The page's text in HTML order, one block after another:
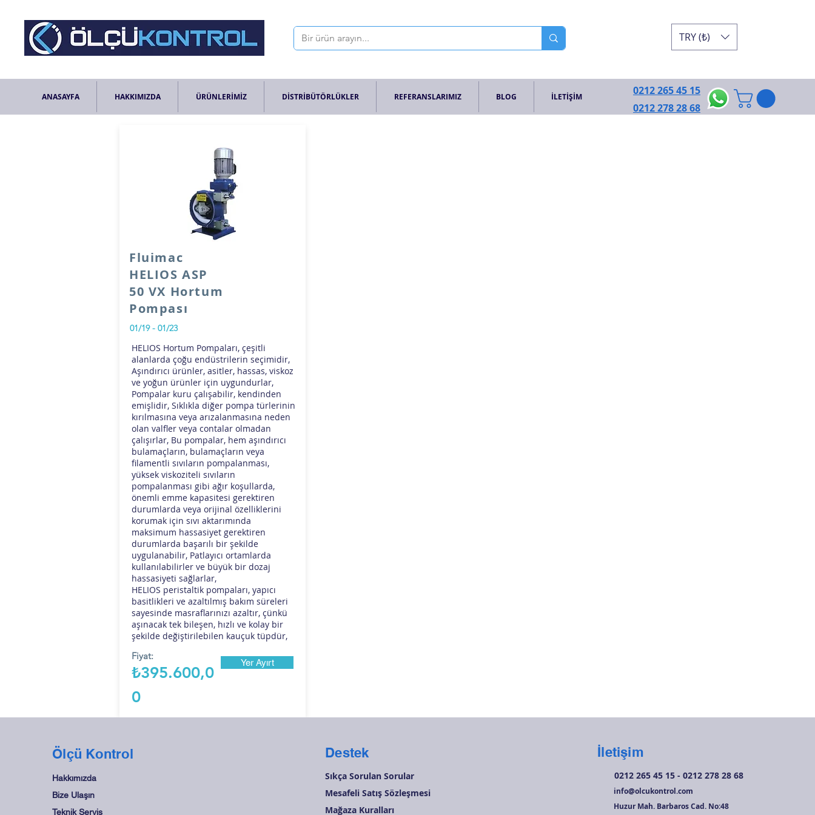
TRY (₺)
ANASAYFA HAKKIMIZDA ÜRÜNLERİMİZ DİSTRİBÜTÖRLÜKLER REFERANSLARIMIZ BLOG İLETİŞİM
0212 265 45 15
0212 278 28 68
Fluimac
HELIOS ASP
50 VX Hortum
Pompası
01/19 - 01/23
HELIOS Hortum Pompaları, çeşitli
alanlarda çoğu endüstrilerin seçimidir,
Aşındırıcı ürünler, asitler, hassas, viskoz
ve yoğun ürünler için uygundurlar,
Pompalar kuru çalışabilir, kendinden
emişlidir, Sıklıkla diğer pompa türlerinin
kırılmasına veya arızalanmasına neden
olan valfler veya contalar olmadan
çalışırlar, Bu pompalar, hem aşındırıcı
bulamaçların, bulamaçların veya
filamentli sıvıların pompalanması,
yüksek viskoziteli sıvıların
pompalanması gibi ağır koşullarda,
önemli emme kapasitesi gerektiren
durumlarda veya orijinal özelliklerini
korumak için sıvı aktarımında
maksimum hassasiyet gerektiren
durumlarda başarılı bir şekilde
uygulanabilir, Patlayıcı ortamlarda
kullanılabilirler ve büyük bir dozaj
hassasiyeti sağlarlar,
HELIOS peristaltik pompaları, yapıcı
basitlikleri ve azaltılmış bakım süreleri
sayesinde masraflarınızı azaltır, çünkü
aşınacak tek bileşen, hızlı ve kolay bir
şekilde değiştirilebilen kauçuk tüpdür,
Fiyat:
₺395.600,0
0
Yer Ayırt
Ölçü Kontrol
Hakkımızda
Bize Ulaşın
Teknik Servis
Destek
Sıkça Sorulan Sorular
Mesafeli Satış Sözleşmesi
Mağaza Kuralları
İletişim
0212 265 45 15 - 0212 278 28 68
info@olcukontrol.com
Huzur Mah. Barbaros Cad. No:48